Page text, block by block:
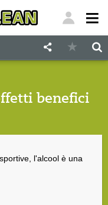
benefici
l'alcool è una